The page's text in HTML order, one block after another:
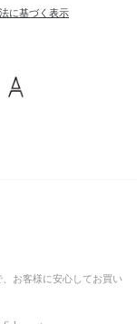
に基づく表示
お客様に安心してお買い